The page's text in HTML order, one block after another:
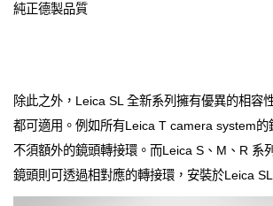
純正德製品質
除此之外，Leica SL 全新系列擁有優異的相容
都可適用。例如所有Leica T camera system的
不須額外的鏡頭轉接環。而Leica S、M、R 系
鏡頭則可透過相對應的轉接環，安裝於Leica